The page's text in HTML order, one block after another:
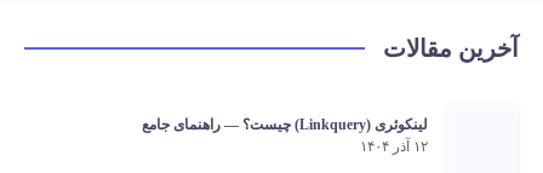
آخرین مقالات
لینکوئری (Linkquery) چیست؟ — راهنمای جامع
۱۲ آذر ۱۴۰۴